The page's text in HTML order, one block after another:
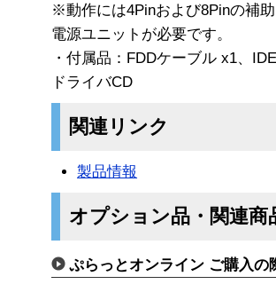
※動作には4Pinおよび8Pinの補
電源ユニットが必要です。
・付属品：FDDケーブル x1、
ドライバCD
関連リンク
製品情報
オプション品・関連商
ぷらっとオンライン ご購入の